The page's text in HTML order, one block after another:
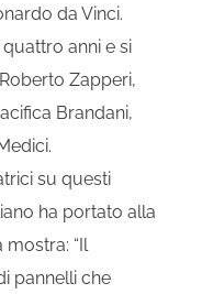
da Vinci.
anni e si
Zapperi,
Brandani,
su questi
ha portato alla
mostra: “Il
pannelli che